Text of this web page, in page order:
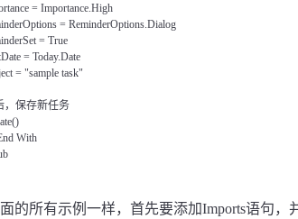
= Importance.High
= ReminderOptions.Dialog
= True
= Today.Date
= "sample task"
，保存新任务
With
的所有示例一样，首先要添加Imports语句，